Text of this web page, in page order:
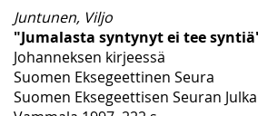
Juntunen, Viljo
"Jumalasta syntynyt ei tee
Johanneksen kirjeessä
Suomen Eksegeettinen Seura
Suomen Eksegeettisen Seuran